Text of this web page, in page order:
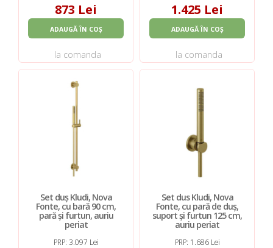
873 Lei
ADAUGĂ ÎN COȘ
la comanda
1.425 Lei
ADAUGĂ ÎN COȘ
la comanda
Set duș Kludi, Nova
Fonte, cu bară 90 cm,
pară și furtun, auriu
periat
PRP: 3.097 Lei
Set dus Kludi, Nova
Fonte, cu pară de duș,
suport și furtun 125 cm,
auriu periat
PRP: 1.686 Lei